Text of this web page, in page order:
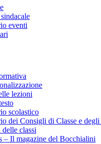
eventi
lezioni
scolastico
dei Consigli di Classe e
classi
– Il magazine del Bocchialini